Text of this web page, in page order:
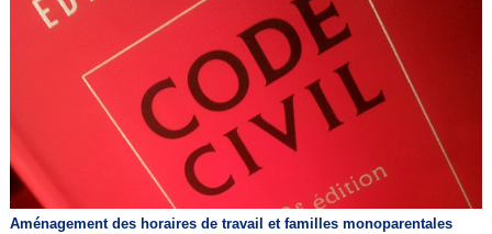
Aménagement des horaires de travail et familles monoparentales